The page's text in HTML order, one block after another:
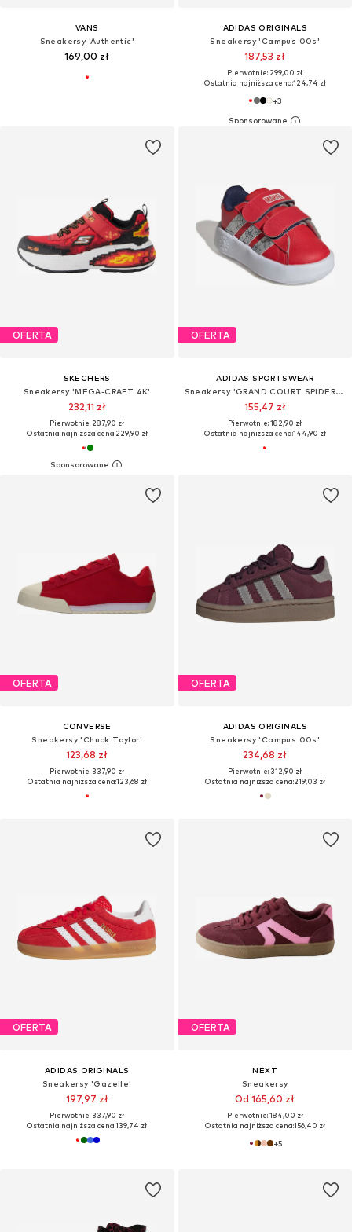
VANS
Sneakersy 'Authentic'
169,00 zł
ADIDAS ORIGINALS
Sneakersy 'Campus 00s'
187,53 zł
Pierwotnie: 299,00 zł
Ostatnia najniższa cena:124,74 zł
+3
OFERTA
SKECHERS
Sneakersy 'MEGA-CRAFT 4K'
232,11 zł
Pierwotnie: 287,90 zł
Ostatnia najniższa cena:229,90 zł
OFERTA
ADIDAS SPORTSWEAR
Sneakersy 'GRAND COURT SPIDER-MAN'
155,47 zł
Pierwotnie: 182,90 zł
Ostatnia najniższa cena:144,90 zł
OFERTA
CONVERSE
Sneakersy 'Chuck Taylor'
123,68 zł
Pierwotnie: 337,90 zł
Ostatnia najniższa cena:123,68 zł
OFERTA
ADIDAS ORIGINALS
Sneakersy 'Campus 00s'
234,68 zł
Pierwotnie: 312,90 zł
Ostatnia najniższa cena:219,03 zł
OFERTA
ADIDAS ORIGINALS
Sneakersy 'Gazelle'
197,97 zł
Pierwotnie: 337,90 zł
Ostatnia najniższa cena:139,74 zł
OFERTA
NEXT
Sneakersy
Od 165,60 zł
Pierwotnie: 184,00 zł
Ostatnia najniższa cena:156,40 zł
+5